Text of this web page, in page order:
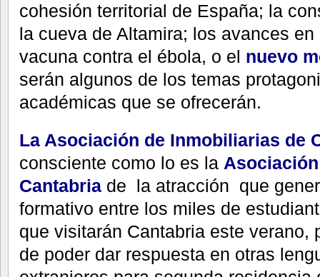
cohesión territorial de España; la
la cueva de Altamira; los avances
vacuna contra el ébola, o el nuevo
serán algunos de los temas
académicas que se ofrecerán.
La Asociación de Inmobiliarias de
consciente como lo es la
Cantabria de la atracción que
formativo entre los miles de
que visitarán Cantabria este verano,
de poder dar respuesta en otras